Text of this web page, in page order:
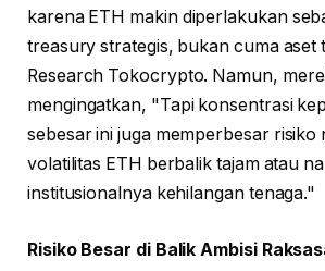
karena ETH makin diperlakukan
treasury strategis, bukan cuma aset
Research Tokocrypto. Namun,
mengingatkan, "Tapi konsentrasi
sebesar ini juga memperbesar risiko
volatilitas ETH berbalik tajam atau
institusionalnya kehilangan tenaga."
Risiko Besar di Balik Ambisi